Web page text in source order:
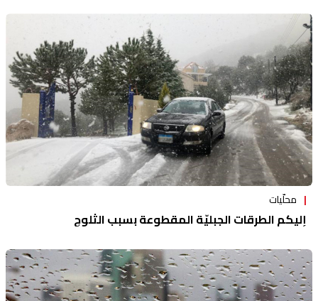
محلّيات
إليكم الطرقات الجبليّة المقطوعة بسبب الثلوج